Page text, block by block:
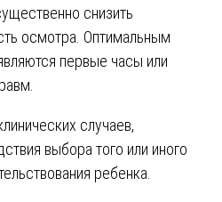
снизить
осмотра. Оптимальным
первые часы или
случаев,
выбора того или иного
ребенка.